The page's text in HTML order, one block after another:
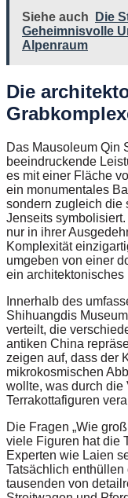
Siehe auch
Die
Geheimnisvolle
Alpenraum
Die
Das Mausoleum Qin
beeindruckende
es mit einer Fläche
ein monumentales
sondern zugleich die
Jenseits
nur in ihrer
Komplexität
umgeben von einer
ein architektonisches
Innerhalb des
Shihuangdis
verteilt, die
antiken China
zeigen auf, dass der
mikrokosmischen
wollte, was durch die
Terrakottafiguren
Die Fragen „Wie
viele Figuren hat die
Experten wie Laien
Tatsächlich enthüllen
tausenden von